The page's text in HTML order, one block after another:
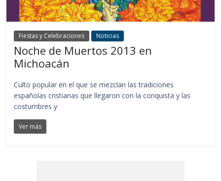
Fiestas y Celebraciones Noticias
Noche de Muertos 2013 en
Michoacán
Culto popular en el que se mezclan las tradiciones
españolas cristianas que llegaron con la conquista y las
costumbres y
Ver más